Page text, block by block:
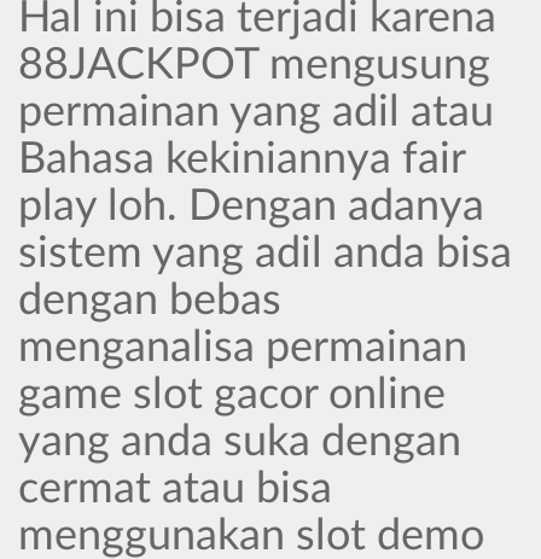
Hal ini bisa terjadi karena
88JACKPOT mengusung
permainan yang adil atau
Bahasa kekiniannya fair
play loh. Dengan adanya
sistem yang adil anda bisa
dengan bebas
menganalisa permainan
game slot gacor online
yang anda suka dengan
cermat atau bisa
menggunakan slot demo